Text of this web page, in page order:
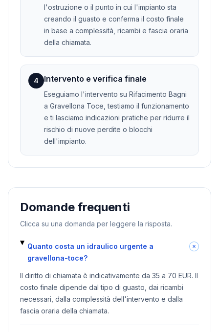
l'ostruzione o il punto in cui l'impianto sta
creando il guasto e conferma il costo finale
in base a complessità, ricambi e fascia oraria
della chiamata.
4 Intervento e verifica finale
Eseguiamo l'intervento su Rifacimento Bagni
a Gravellona Toce, testiamo il funzionamento
e ti lasciamo indicazioni pratiche per ridurre il
rischio di nuove perdite o blocchi
dell'impianto.
Domande frequenti
Clicca su una domanda per leggere la risposta.
Quanto costa un idraulico urgente a
gravellona-toce?
Il diritto di chiamata è indicativamente da 35 a 70 EUR. Il
costo finale dipende dal tipo di guasto, dai ricambi
necessari, dalla complessità dell'intervento e dalla
fascia oraria della chiamata.